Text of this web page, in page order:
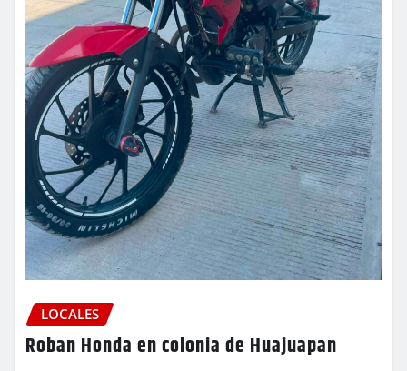
LOCALES
Roban Honda en colonia de Huajuapan